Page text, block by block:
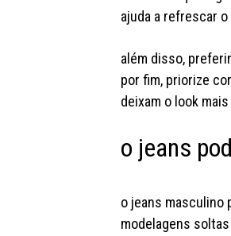
ajuda a refrescar
além disso,
por fim, priorize
deixam o look
o jeans
o jeans masculino
modelagens